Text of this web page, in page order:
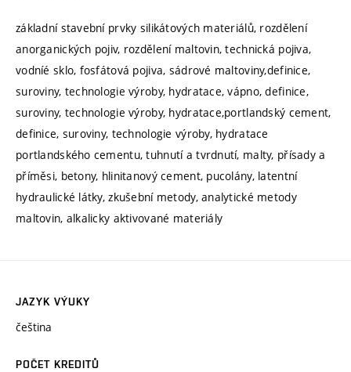
základní stavební prvky silikátových materiálů, rozdělení
anorganických pojiv, rozdělení maltovin, technická pojiva,
vodníé sklo, fosfátová pojiva, sádrové maltoviny,definice,
suroviny, technologie výroby, hydratace, vápno, definice,
suroviny, technologie výroby, hydratace,portlandský cement,
definice, suroviny, technologie výroby, hydratace
portlandského cementu, tuhnutí a tvrdnutí, malty, přísady a
příměsi, betony, hlinitanový cement, pucolány, latentní
hydraulické látky, zkušební metody, analytické metody
maltovin, alkalicky aktivované materiály
JAZYK VÝUKY
čeština
POČET KREDITŮ